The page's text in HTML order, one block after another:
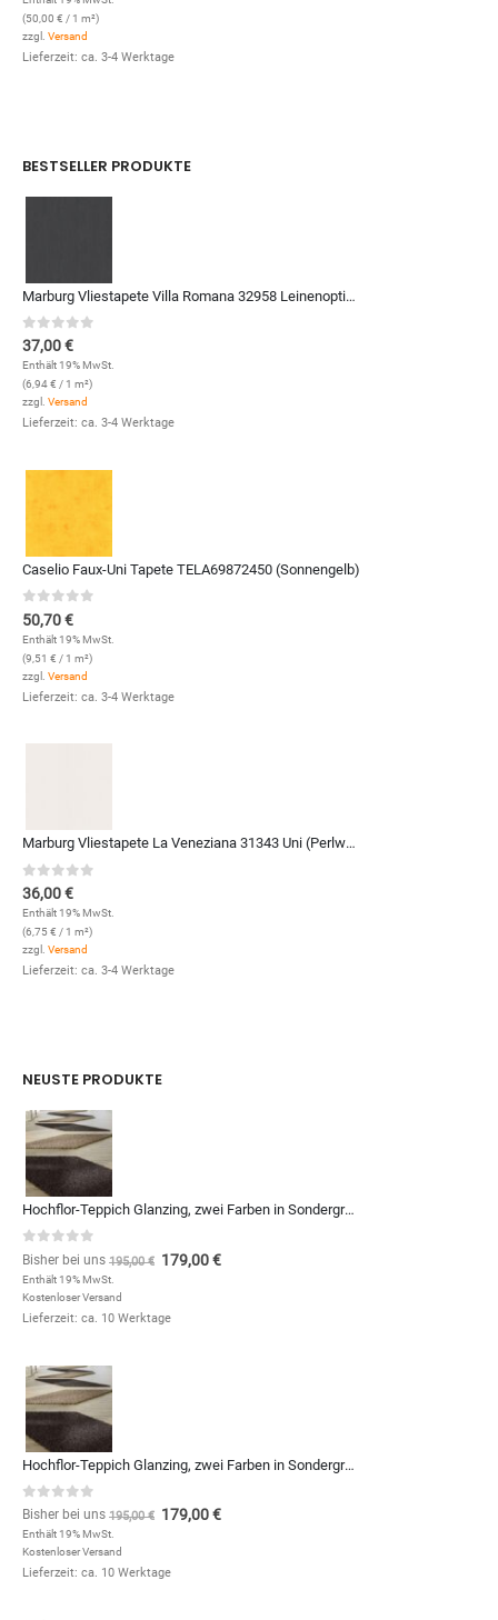
(50,00 € / 1 m²)
zzgl. Versand
Lieferzeit: ca. 3-4 Werktage
BESTSELLER PRODUKTE
Marburg Vliestapete Villa Romana 32958 Leinenoptik (Anthrazit)
0out of 5
37,00€
Enthält 19% MwSt.
(6,94€ / 1 m²)
zzgl. Versand
Lieferzeit: ca. 3-4 Werktage
Caselio Faux-Uni Tapete TELA69872450 (Sonnengelb)
0out of 5
50,70€
Enthält 19% MwSt.
(9,51 € / 1 m²)
zzgl. Versand
Lieferzeit: ca. 3-4 Werktage
Marburg Vliestapete La Veneziana 31343 Uni (Perlweiß)
0out of 5
36,00€
Enthält 19% MwSt.
(6,75€ / 1 m²)
zzgl. Versand
Lieferzeit: ca. 3-4 Werktage
NEUSTE PRODUKTE
Hochflor-Teppich Glanzing, zwei Farben in Sondergrößen und Formen, zum Qm-Preis von (Kopie)
0 out of 5
Bisher bei uns 195,00€ 179,00€
Enthält 19% MwSt.
Kostenloser Versand
Lieferzeit: ca. 10 Werktage
Hochflor-Teppich Glanzing, zwei Farben in Sondergrößen und Formen, zum Qm-Preis von
0out of 5
Bisher bei uns 195,00€ 179,00€
Enthält 19% MwSt.
Kostenloser Versand
Lieferzeit: ca. 10 Werktage